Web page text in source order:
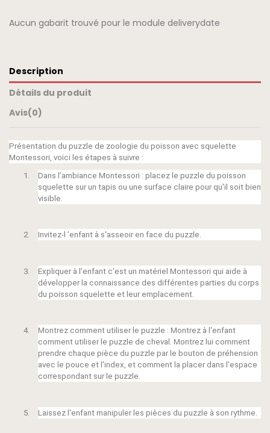
Aucun gabarit trouvé pour le module deliverydate
Description
Détails du produit
Avis(0)
Présentation du puzzle de zoologie du poisson avec squelette
Montessori, voici les étapes à suivre :
1.
Dans l’ambiance Montessori : placez le puzzle du poisson
squelette sur un tapis ou une surface claire pour qu'il soit bien
visible.
2. Invitez-l ’enfant à s'asseoir en face du puzzle.
3.
Expliquer à l’enfant c'est un matériel Montessori qui aide à
développer la connaissance des différentes parties du corps
du poisson squelette et leur emplacement.
4.
Montrez comment utiliser le puzzle : Montrez à l'enfant
comment utiliser le puzzle de cheval. Montrez lui comment
prendre chaque pièce du puzzle par le bouton de préhension
avec le pouce et l'index, et comment la placer dans l'espace
correspondant sur le puzzle.
5. Laissez l'enfant manipuler les pièces du puzzle à son rythme.